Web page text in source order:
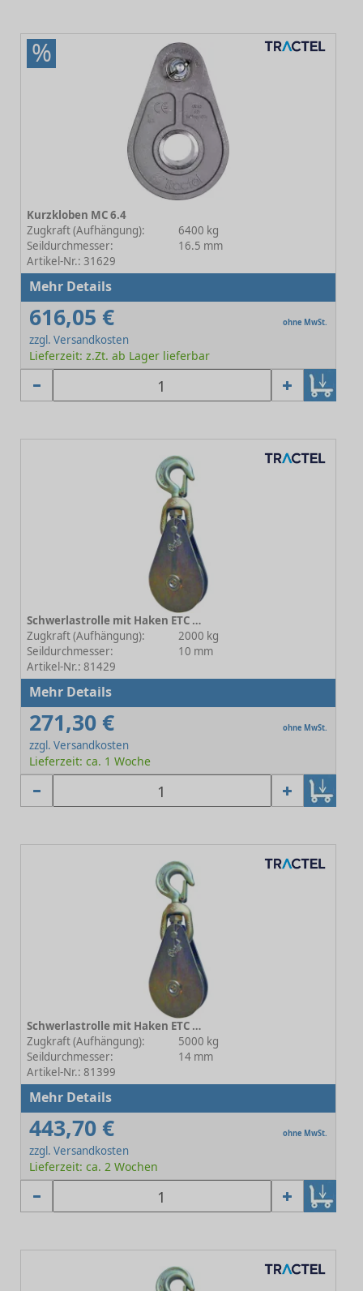
%
Kurzkloben MC 6.4
Zugkraft (Aufhängung):
6400 kg
Seildurchmesser:
16.5 mm
Artikel-Nr.: 31629
Mehr Details
616,05 € ohne MwSt.
zzgl. Versandkosten
Lieferzeit: z.Zt. ab Lager lieferbar
Schwerlastrolle mit Haken ETC 2-79E10 - Rollen-Ø 60 mm
Zugkraft (Aufhängung):
2000 kg
Seildurchmesser:
10 mm
Artikel-Nr.: 81429
Mehr Details
271,30 € ohne MwSt.
zzgl. Versandkosten
Lieferzeit: ca. 1 Woche
Schwerlastrolle mit Haken ETC 5-114E14 - Rollen-Ø 90 mm
Zugkraft (Aufhängung):
5000 kg
Seildurchmesser:
14 mm
Artikel-Nr.: 81399
Mehr Details
443,70 € ohne MwSt.
zzgl. Versandkosten
Lieferzeit: ca. 2 Wochen